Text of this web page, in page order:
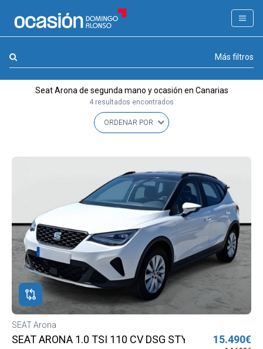
FILTROS
APPROVED
Combustible y cambio (0)
Precio y cuota
Carrocería, año y Kms. (0)
Más filtros
Seat Arona de segunda mano y ocasión en Canarias
4 resultados encontrados
SEAT Arona
SEAT ARONA 1.0 TSI 110 CV DSG STYLE XL 15.490€